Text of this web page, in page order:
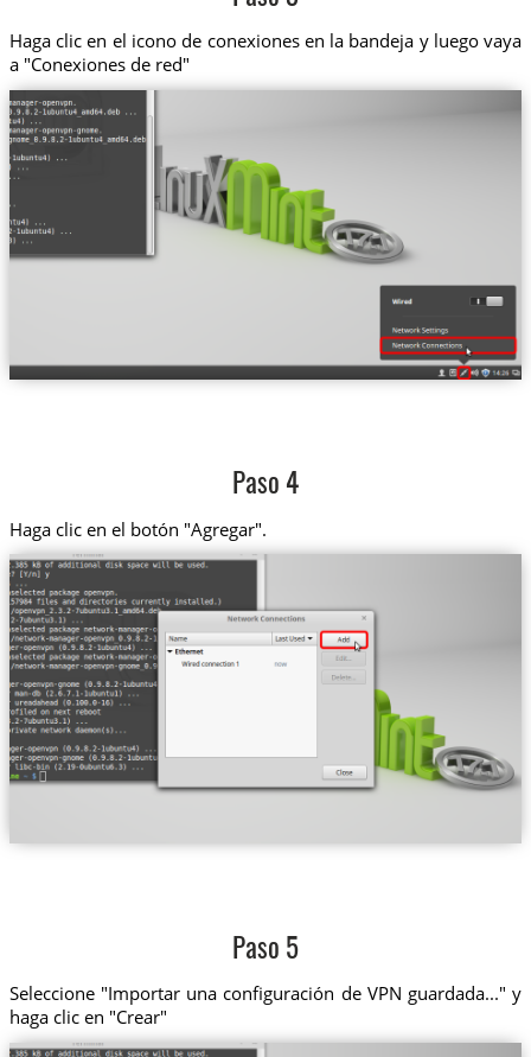
Haga clic en el icono de conexiones en la bandeja y luego vaya
a "Conexiones de red"
Paso 4
Haga clic en el botón "Agregar".
Paso 5
Seleccione "Importar una configuración de VPN guardada..." y
haga clic en "Crear"